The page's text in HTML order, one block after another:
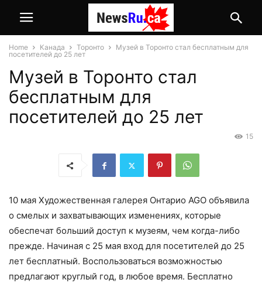
Home Канада Торонто
Музей в Торонто стал бесплатным для
посетителей до 25 лет
Музей в Торонто стал
бесплатным для
посетителей до 25 лет
15
10 мая Художественная галерея Онтарио AGO объявила
о смелых и захватывающих изменениях, которые
обеспечат больший доступ к музеям, чем когда-либо
прежде. Начиная с 25 мая вход для посетителей до 25
лет бесплатный. Воспользоваться возможностью
предлагают круглый год, в любое время. Бесплатно